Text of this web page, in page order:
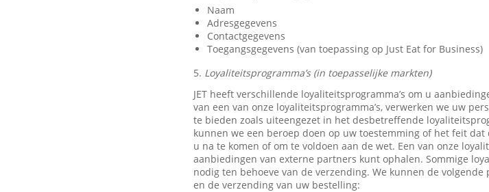
Naam
Adresgegevens
Contactgegevens
Toegangsgegevens (van toepassing op Just Eat for Business)
5. Loyaliteitsprogramma’s (in toepasselijke markten)
JET heeft verschillende loyaliteitsprogramma’s om u
van een van onze loyaliteitsprogramma’s, verwerken we uw
te bieden zoals uiteengezet in het desbetreffende
kunnen we een beroep doen op uw toestemming of het feit
u na te komen of om te voldoen aan de wet. Een van onze
aanbiedingen van externe partners kunt ophalen. Sommige
nodig ten behoeve van de verzending. We kunnen de
en de verzending van uw bestelling: